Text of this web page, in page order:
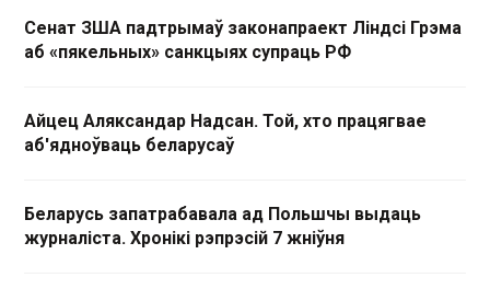
Сенат ЗША падтрымаў законапраект Ліндсі Грэма
аб «пякельных» санкцыях супраць РФ
Айцец Аляксандар Надсан. Той, хто працягвае
аб'ядноўваць беларусаў
Беларусь запатрабавала ад Польшчы выдаць
журналіста. Хронікі рэпрэсій 7 жніўня